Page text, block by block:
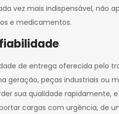
vez mais indispensável, não
e medicamentos.
de entrega oferecida pelo
geração, peças industriais ou
sua qualidade rapidamente,
cargas com urgência, de